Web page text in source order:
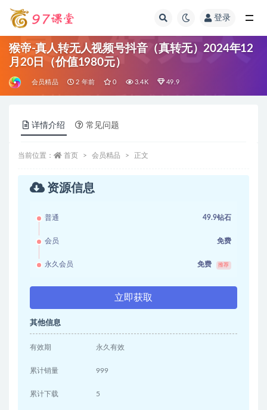
登录
猴帝-真人转无人视频号抖音（真转无）2024年12
月20日（价值1980元）
会员精品 2 年前 0 3.4K 49.9
详情介绍 常见问题
当前位置： 首页 会员精品 正文
资源信息
普通 49.9钻石
会员 免费
永久会员 免费 推荐
立即获取
其他信息
有效期 永久有效
累计销量 999
累计下载 5